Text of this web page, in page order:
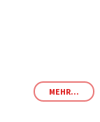
MEHR...